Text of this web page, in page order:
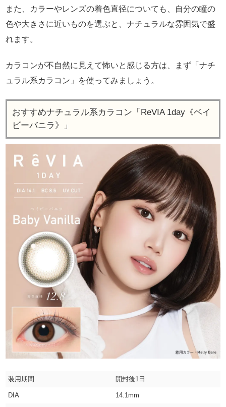
また、カラーやレンズの着色直径についても、自分の瞳の
色や大きさに近いものを選ぶと、ナチュラルな雰囲気で盛
れます。
カラコンが不自然に見えて怖いと感じる方は、まず「ナチ
ュラル系カラコン」を使ってみましょう。
おすすめナチュラル系カラコン「ReVIA 1day《ベイ
ビーバニラ》」
装用期間 開封後1日
DIA 14.1mm